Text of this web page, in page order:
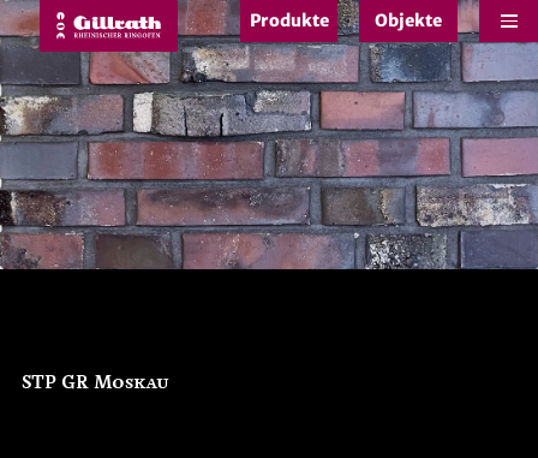
Produkte Objekte
STP GR Moskau